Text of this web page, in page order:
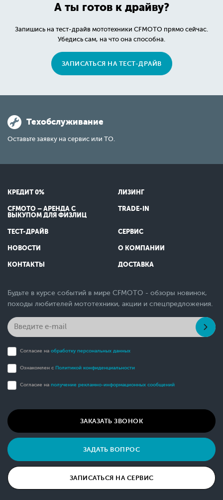
А ты готов к драйву?
Запишись на тест-драйв мототехники CFMOTO прямо сейчас.
Убедись сам, на что она способна.
ЗАПИСАТЬСЯ НА ТЕСТ-ДРАЙВ
Техобслуживание
Оставьте заявку на сервис или ТО.
КРЕДИТ 0% ЛИЗИНГ
CFMOTO – АРЕНДА С
ВЫКУПОМ ДЛЯ ФИЗЛИЦ
TRADE-IN
ТЕСТ-ДРАЙВ СЕРВИС
НОВОСТИ О КОМПАНИИ
КОНТАКТЫ ДОСТАВКА
Будьте в курсе событий в мире CFMOTO - обзоры новинок,
походы любителей мототехники, акции и спецпредложения.
Согласие на обработку персональных данных
Ознакомлен с Политикой конфиденциальности
Согласие на получение рекламно-информационных сообщений
ЗАКАЗАТЬ ЗВОНОК
ЗАДАТЬ ВОПРОС
ЗАПИСАТЬСЯ НА СЕРВИС